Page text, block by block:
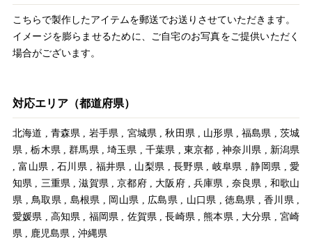
こちらで製作したアイテムを郵送でお送りさせていただきます。
イメージを膨らませるために、ご自宅のお写真をご提供いただく
場合がございます。
対応エリア（都道府県）
北海道 , 青森県 , 岩手県 , 宮城県 ,秋田県, 山形県,福島県 , 茨城
県 ,栃木県,群馬県,埼玉県 ,千葉県 , 東京都 , 神奈川県 , 新潟県
,富山県 , 石川県, 福井県 , 山梨県 ,長野県 , 岐阜県 ,静岡県 ,愛
知県 , 三重県 ,滋賀県,京都府, 大阪府,兵庫県 , 奈良県 , 和歌山
県 , 鳥取県, 島根県 , 岡山県 , 広島県, 山口県 ,徳島県 , 香川県,
愛媛県 , 高知県 , 福岡県 , 佐賀県 ,長崎県,熊本県, 大分県 , 宮崎
県, 鹿児島県, 沖縄県